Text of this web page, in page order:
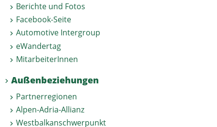
Berichte und Fotos
Facebook-Seite
Automotive Intergroup
eWandertag
MitarbeiterInnen
Außenbeziehungen
Partnerregionen
Alpen-Adria-Allianz
Westbalkanschwerpunkt